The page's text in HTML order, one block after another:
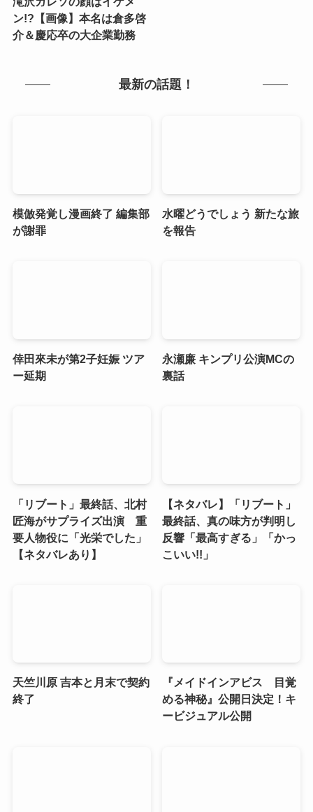
ン!?【画像】本名は倉多啓
介＆慶応卒の大企業勤務
最新の話題！
模倣発覚し漫画終了 編集部
が謝罪
水曜どうでしょう 新たな旅
を報告
倖田來未が第2子妊娠 ツア
ー延期
永瀬廉 キンプリ公演MCの
裏話
「リブート」最終話、北村
匠海がサプライズ出演 重
要人物役に「光栄でした」
【ネタバレあり】
【ネタバレ】「リブート」
最終話、真の味方が判明し
反響「最高すぎる」「かっ
こいい!!」
天竺川原 吉本と月末で契約
終了
『メイドインアビス 目覚
める神秘』公開日決定！キ
ービジュアル公開